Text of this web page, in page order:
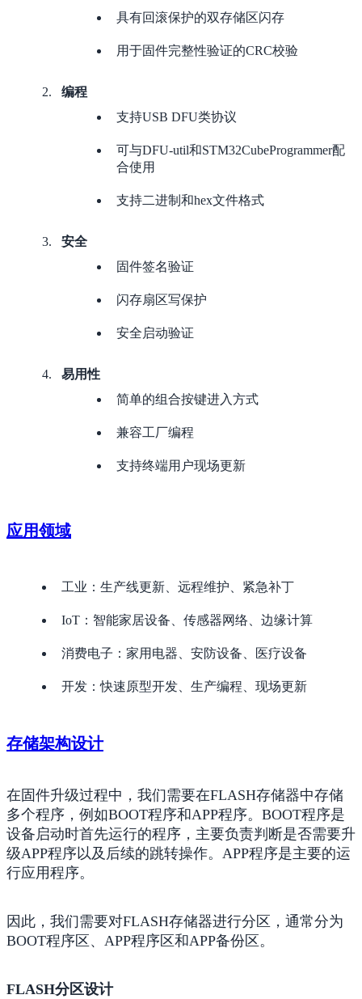
具有回滚保护的双存储区闪存
用于固件完整性验证的CRC校验
编程
支持USB DFU类协议
可与DFU-util和STM32CubeProgrammer配
合使用
支持二进制和hex文件格式
安全
固件签名验证
闪存扇区写保护
安全启动验证
易用性
简单的组合按键进入方式
兼容工厂编程
支持终端用户现场更新
应用领域
工业：生产线更新、远程维护、紧急补丁
IoT：智能家居设备、传感器网络、边缘计算
消费电子：家用电器、安防设备、医疗设备
开发：快速原型开发、生产编程、现场更新
存储架构设计
在固件升级过程中，我们需要在FLASH存储器中存储
多个程序，例如BOOT程序和APP程序。BOOT程序是
设备启动时首先运行的程序，主要负责判断是否需要升
级APP程序以及后续的跳转操作。APP程序是主要的运
行应用程序。
因此，我们需要对FLASH存储器进行分区，通常分为
BOOT程序区、APP程序区和APP备份区。
FLASH分区设计